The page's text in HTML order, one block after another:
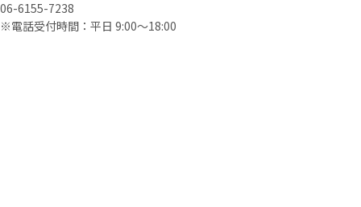
06-6155-7238
※電話受付時間：平日 9:00〜18:00